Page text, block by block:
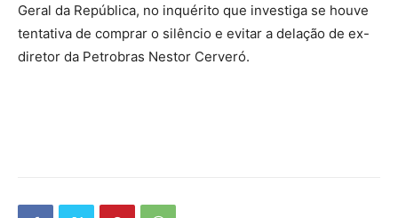
Geral da República, no inquérito que investiga se houve
tentativa de comprar o silêncio e evitar a delação de ex-
diretor da Petrobras Nestor Cerveró.